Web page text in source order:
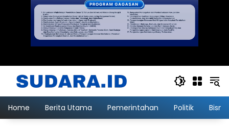
Home Berita Utama Pemerintahan Politik